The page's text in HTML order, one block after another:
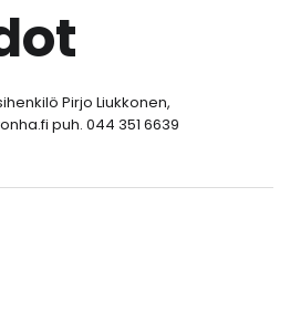
Pirjo Liukkonen,
puh. 044 351 6639